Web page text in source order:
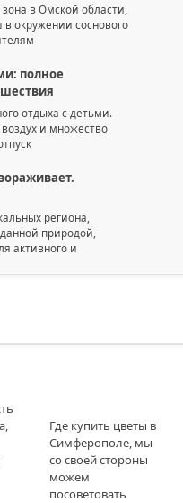
в Омской области,
окружении соснового
полное
отдыха с детьми.
и множество
региона,
природой,
активного и
Где купить цветы в
Симферополе, мы
со своей стороны
можем
посоветовать